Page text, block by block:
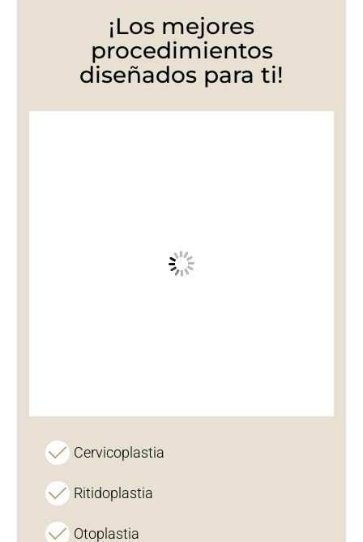
¡Los mejores
procedimientos
diseñados para ti!
Cervicoplastia
Ritidoplastia
Otoplastia